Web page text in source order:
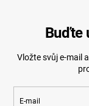
Buďte
Vložte svůj e-mail
E-mail